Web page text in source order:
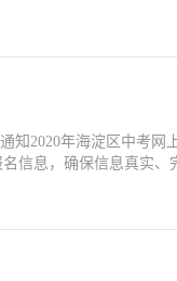
2020年海淀区中考网